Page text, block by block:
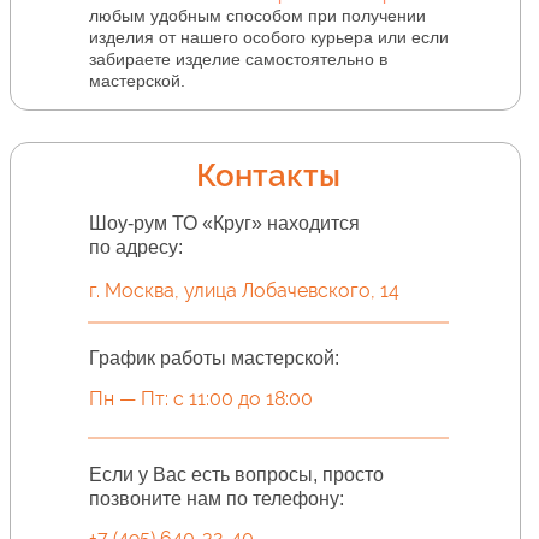
любым удобным способом при получении
изделия от нашего особого курьера или если
забираете изделие самостоятельно в
мастерской.
Шоу-рум ТО «Круг» находится
по адресу:
Контакты
г. Москва, улица Лобачевского, 14
График работы мастерской:
Пн — Пт: с 11:00 до 18:00
Если у Вас есть вопросы, просто
позвоните нам по телефону: